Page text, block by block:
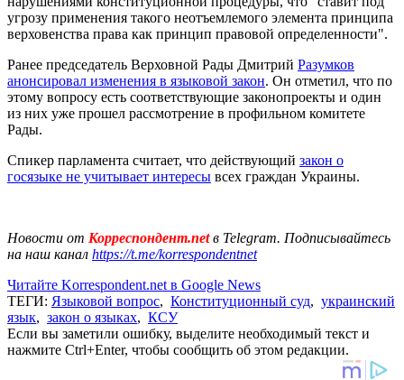
угрозу применения такого неотъемлемого элемента принципа
верховенства права как принцип правовой определенности".
Ранее председатель Верховной Рады Дмитрий Разумков
анонсировал изменения в языковой закон. Он отметил, что по
этому вопросу есть соответствующие законопроекты и один
из них уже прошел рассмотрение в профильном комитете
Рады.
Спикер парламента считает, что действующий закон о
госязыке не учитывает интересы всех граждан Украины.
Новости от Корреспондент.netв Telegram. Подписывайтесь
на наш канал https://t.me/korrespondentnet
Читайте Korrespondent.net в Google News
ТЕГИ: Языковой вопрос, Конституционный суд, украинский
язык, закон о языках, КСУ
Если вы заметили ошибку, выделите необходимый текст и
нажмите Ctrl+Enter, чтобы сообщить об этом редакции.